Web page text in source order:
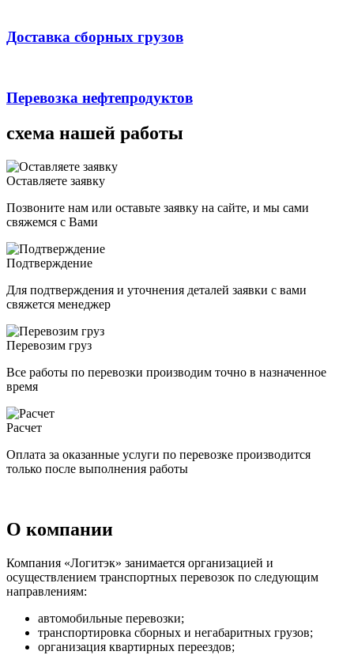
Доставка сборных грузов
Перевозка нефтепродуктов
схема нашей работы
Оставляете заявку
Позвоните нам или оставьте заявку на сайте, и мы сами
свяжемся с Вами
Подтверждение
Для подтверждения и уточнения деталей заявки с вами
свяжется менеджер
Перевозим груз
Все работы по перевозки производим точно в назначенное
время
Расчет
Оплата за оказанные услуги по перевозке производится
только после выполнения работы
О компании
Компания «Логитэк» занимается организацией и
осуществлением транспортных перевозок по следующим
направлениям:
автомобильные перевозки;
транспортировка сборных и негабаритных грузов;
организация квартирных переездов;